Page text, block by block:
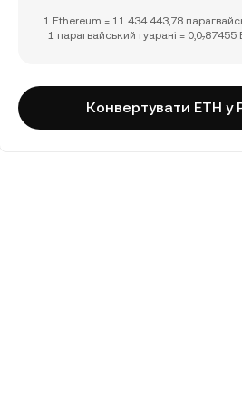
1 Ethereum = 11 434 443,78
1 парагвайський гуарані = 0,0₇87455
Конвертувати ETH у